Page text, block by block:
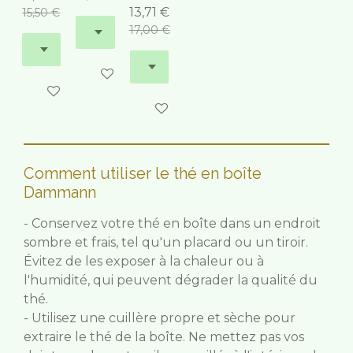
15,50 €
Ajouter au panier
Ajouter au panier
13,71 €
17,00 €
Ajouter au panier
Comment utiliser le thé en boîte
Dammann
- Conservez votre thé en boîte dans un endroit
sombre et frais, tel qu'un placard ou un tiroir.
Évitez de les exposer à la chaleur ou à
l'humidité, qui peuvent dégrader la qualité du
thé.
- Utilisez une cuillère propre et sèche pour
extraire le thé de la boîte. Ne mettez pas vos